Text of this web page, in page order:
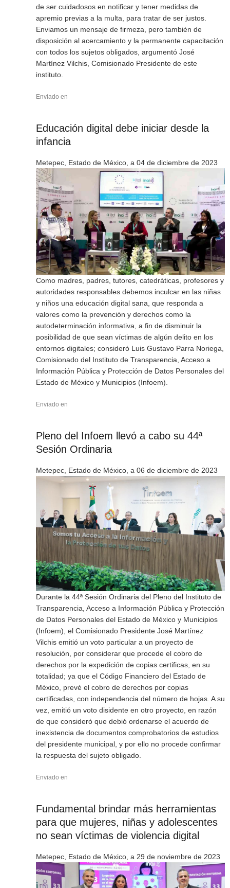
de ser cuidadosos en notificar y tener medidas de
apremio previas a la multa, para tratar de ser justos.
Enviamos un mensaje de firmeza, pero también de
disposición al acercamiento y la permanente capacitación
con todos los sujetos obligados, argumentó José
Martínez Vilchis, Comisionado Presidente de este
instituto.
Enviado en
Educación digital debe iniciar desde la
infancia
Metepec, Estado de México, a 04 de diciembre de 2023
Como madres, padres, tutores, catedráticas, profesores y
autoridades responsables debemos inculcar en las niñas
y niños una educación digital sana, que responda a
valores como la prevención y derechos como la
autodeterminación informativa, a fin de disminuir la
posibilidad de que sean víctimas de algún delito en los
entornos digitales; consideró Luis Gustavo Parra Noriega,
Comisionado del Instituto de Transparencia, Acceso a
Información Pública y Protección de Datos Personales del
Estado de México y Municipios (Infoem).
Enviado en
Pleno del Infoem llevó a cabo su 44ª
Sesión Ordinaria
Metepec, Estado de México, a 06 de diciembre de 2023
Durante la 44ª Sesión Ordinaria del Pleno del Instituto de
Transparencia, Acceso a Información Pública y Protección
de Datos Personales del Estado de México y Municipios
(Infoem), el Comisionado Presidente José Martínez
Vilchis emitió un voto particular a un proyecto de
resolución, por considerar que procede el cobro de
derechos por la expedición de copias certificas, en su
totalidad; ya que el Código Financiero del Estado de
México, prevé el cobro de derechos por copias
certificadas, con independencia del número de hojas. A su
vez, emitió un voto disidente en otro proyecto, en razón
de que consideró que debió ordenarse el acuerdo de
inexistencia de documentos comprobatorios de estudios
del presidente municipal, y por ello no procede confirmar
la respuesta del sujeto obligado.
Enviado en
Fundamental brindar más herramientas
para que mujeres, niñas y adolescentes
no sean víctimas de violencia digital
Metepec, Estado de México, a 29 de noviembre de 2023